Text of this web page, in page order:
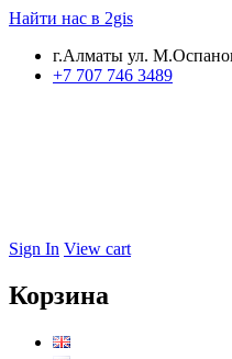
Найти нас в 2gis
г.Алматы ул.
+7 707 746 3489
Sign In View cart
Корзина